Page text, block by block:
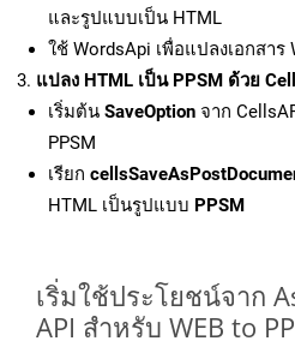
และรูปแบบเป็น HTML
ใช้ WordsApi เพื่อแปลงเอกสาร
แปลง HTML เป็น PPSM ด้วย
เริ่มต้น SaveOption จาก
PPSM
เรียก
HTML เป็นรูปแบบ PPSM
เริ่มใช้ประโยชน์จาก
API สำหรับ WEB to